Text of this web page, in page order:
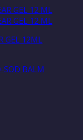
GEL 12ML